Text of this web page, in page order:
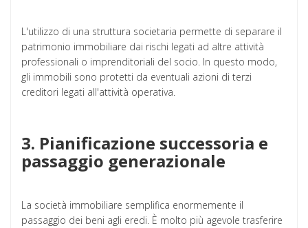
L'utilizzo di una struttura societaria permette di separare il
patrimonio immobiliare dai rischi legati ad altre attività
professionali o imprenditoriali del socio. In questo modo,
gli immobili sono protetti da eventuali azioni di terzi
creditori legati all'attività operativa.
3. Pianificazione successoria e
passaggio generazionale
La società immobiliare semplifica enormemente il
passaggio dei beni agli eredi. È molto più agevole trasferire